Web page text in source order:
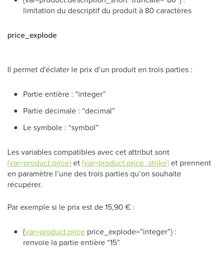
limitation du descriptif du produit à 80 caractères
price_explode
Il permet d'éclater le prix d’un produit en trois parties :
Partie entière : “integer”
Partie décimale : “decimal”
Le symbole : “symbol”
Les variables compatibles avec cet attribut sont
{var=product.price}et{var=product.price_strike}et prennent
en paramètre l’une des trois parties qu’on souhaite
récupérer.
Par exemple si le prix est de 15,90 € :
{var=product.price price_explode=”integer”} :
renvoie la partie entière “15”